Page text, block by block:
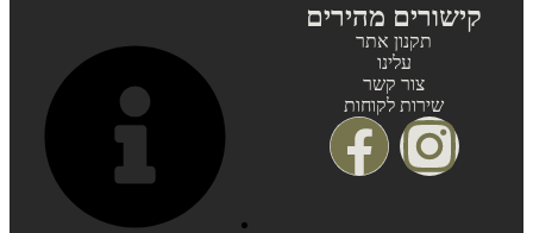
קישורים מהירים
תקנון אתר
עלינו
צור קשר
שירות לקוחות